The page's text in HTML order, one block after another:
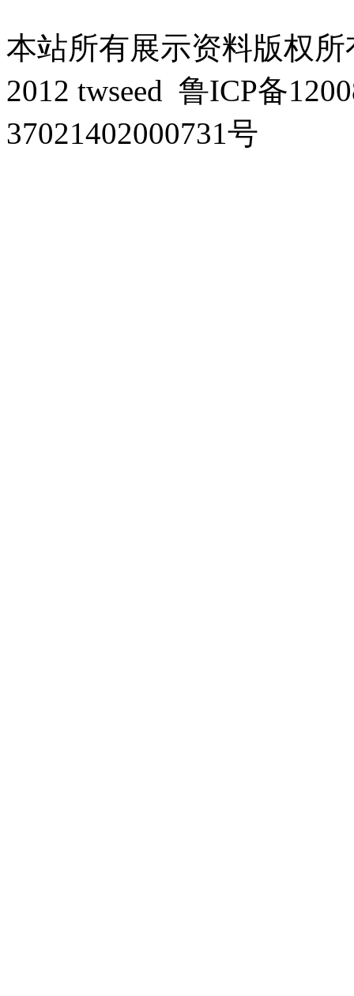
本站所有展示资料版权
2012 twseed 鲁ICP备
37021402000731号